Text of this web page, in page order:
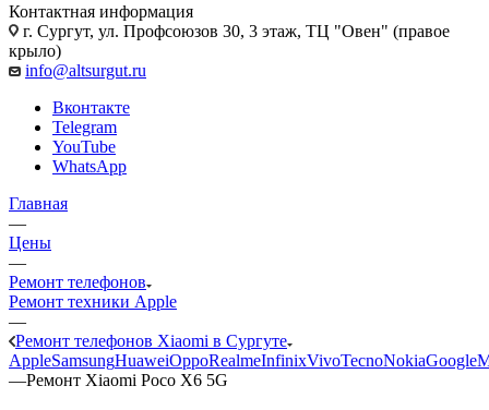
Контактная информация
г. Сургут, ул. Профсоюзов 30, 3 этаж, ТЦ "Овен" (правое
крыло)
info@altsurgut.ru
Вконтакте
Telegram
YouTube
WhatsApp
Главная
—
Цены
—
Ремонт телефонов
Ремонт техники Apple
—
Ремонт телефонов Xiaomi в Сургуте
AppleSamsungHuaweiOppoRealmeInfinixVivoTecnoNokiaGoogle
—Ремонт Xiaomi Poco X6 5G